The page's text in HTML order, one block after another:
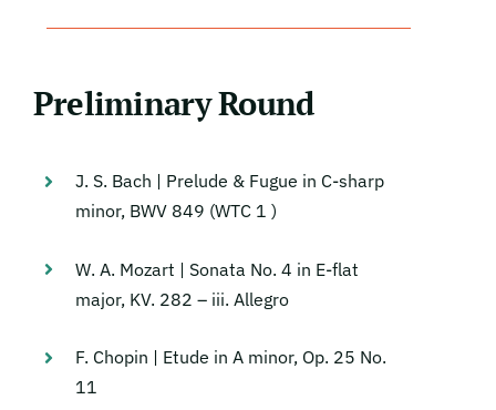
Preliminary Round
J. S. Bach | Prelude & Fugue in C-sharp
minor, BWV 849 (WTC 1 )
W. A. Mozart | Sonata No. 4 in E-flat
major, KV. 282 – iii. Allegro
F. Chopin | Etude in A minor, Οp. 25 No.
11